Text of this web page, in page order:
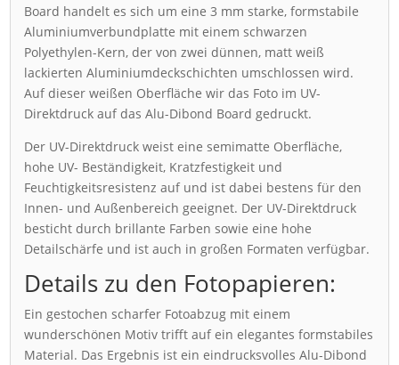
Board handelt es sich um eine 3 mm starke, formstabile
Aluminiumverbundplatte mit einem schwarzen
Polyethylen-Kern, der von zwei dünnen, matt weiß
lackierten Aluminiumdeckschichten umschlossen wird.
Auf dieser weißen Oberfläche wir das Foto im UV-
Direktdruck auf das Alu-Dibond Board gedruckt.
Der UV-Direktdruck weist eine semimatte Oberfläche,
hohe UV- Beständigkeit, Kratzfestigkeit und
Feuchtigkeitsresistenz auf und ist dabei bestens für den
Innen- und Außenbereich geeignet. Der UV-Direktdruck
besticht durch brillante Farben sowie eine hohe
Detailschärfe und ist auch in großen Formaten verfügbar.
Details zu den Fotopapieren:
Ein gestochen scharfer Fotoabzug mit einem
wunderschönen Motiv trifft auf ein elegantes formstabiles
Material. Das Ergebnis ist ein eindrucksvolles Alu-Dibond